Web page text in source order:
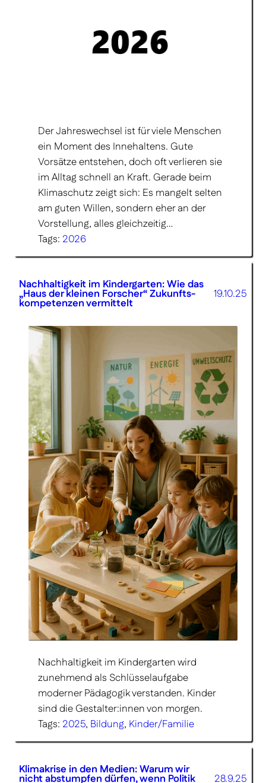
Der Jahreswechsel ist für viele Menschen
ein Moment des Innehaltens. Gute
Vorsätze entstehen, doch oft verlieren sie
im Alltag schnell an Kraft. Gerade beim
Klimaschutz zeigt sich: Es mangelt selten
am guten Willen, sondern eher an der
Vorstellung, alles gleichzeitig…
Tags: 2026
Nachhaltigkeit im Kinder­garten: Wie das
„Haus der kleinen Forscher“ Zukunfts­
kompetenzen vermittelt
19.10.25
Nachhaltigkeit im Kindergarten wird
zunehmend als Schlüsselaufgabe
moderner Pädagogik verstanden. Kinder
sind die Gestalter:innen von morgen.
Tags: 2025, Bildung, Kinder/Familie
Klimakrise in den Medien: Warum wir
nicht abstumpfen dürfen, wenn Politik 28.9.25